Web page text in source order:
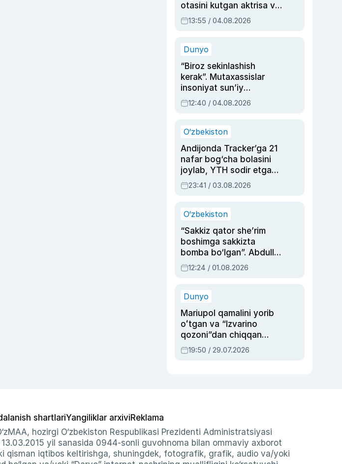
otasini kutgan aktrisa va
dublyaj ustasi Rimma
Ahmedovaning
13:55 / 04.08.2026
Dunyo
“Biroz sekinlashish
kerak”. Mutaxassislar
insoniyat sun’iy
intellektni boshqara
olmay qolishidan xavotir
12:40 / 04.08.2026
O‘zbekiston
Andijonda Tracker’ga 21
nafar bog‘cha bolasini
joylab, YTH sodir etgan
ayolga sud hukmi o‘qildi
23:41 / 03.08.2026
O‘zbekiston
“Sakkiz qator she’rim
boshimga sakkizta
bomba bo‘lgan”. Abdulla
Oripovni siyosiy
ayblovlardan asrab
12:24 / 01.08.2026
Dunyo
Mariupol qamalini yorib
oʻtgan va “Izvarino
qozoni”dan chiqqan
qahramon — Ukraina
armiyasi bosh
19:50 / 29.07.2026
shartlariYangiliklar arxiviReklama
hozirgi O‘zbekiston Respublikasi Prezidenti Administratsiyasi
yil sanasida 0944-sonli guvohnoma bilan ommaviy axborot
qisman iqtibos keltirishga, shuningdek, fotografik, grafik, audio va/yoki